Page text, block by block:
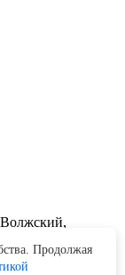
здание
Продолжая